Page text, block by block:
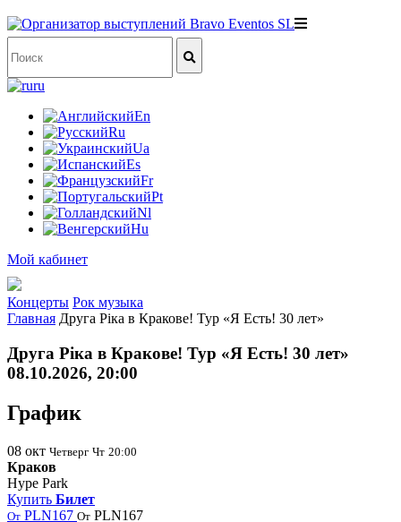
ru
En
Ru
Ua
Es
Fr
Pt
Nl
Hu
Мой кабинет
Концерты Рок музыка
Главная Друга Ріка в Кракове! Тур «Я Есть! 30 лет»
Друга Ріка в Кракове! Тур «Я Есть! 30 лет»
08.10.2026, 20:00
График
08 окт Четверг Чт 20:00
Краков
Hype Park
Купить Билет
От PLN167 От PLN167